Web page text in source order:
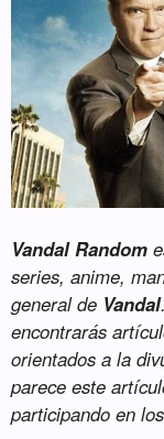
Vandal Random
series, anime,
general de Vandal
encontrarás
orientados a la
parece este
participando en